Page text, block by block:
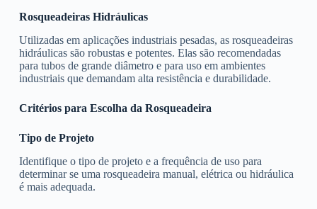
Rosqueadeiras Hidráulicas
Utilizadas em aplicações industriais pesadas, as rosqueadeiras
hidráulicas são robustas e potentes. Elas são recomendadas
para tubos de grande diâmetro e para uso em ambientes
industriais que demandam alta resistência e durabilidade.
Critérios para Escolha da Rosqueadeira
Tipo de Projeto
Identifique o tipo de projeto e a frequência de uso para
determinar se uma rosqueadeira manual, elétrica ou hidráulica
é mais adequada.